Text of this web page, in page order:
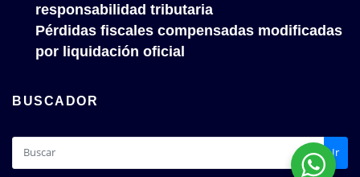
responsabilidad tributaria
Pérdidas fiscales compensadas modificadas
por liquidación oficial
BUSCADOR
Ir